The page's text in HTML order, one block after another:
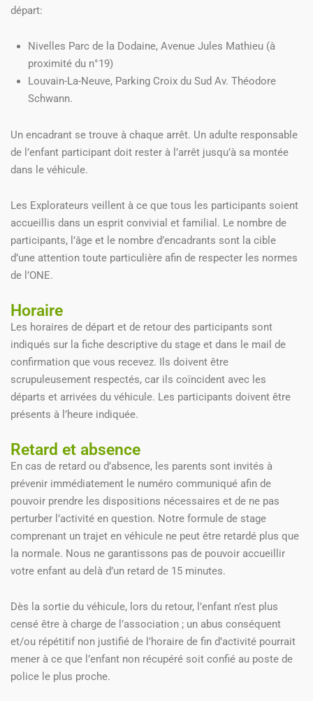
départ:
Nivelles Parc de la Dodaine, Avenue Jules Mathieu (à
proximité du n°19)
Louvain-La-Neuve, Parking Croix du Sud Av. Théodore
Schwann.
Un encadrant se trouve à chaque arrêt. Un adulte responsable
de l’enfant participant doit rester à l’arrêt jusqu’à sa montée
dans le véhicule.
Les Explorateurs veillent à ce que tous les participants soient
accueillis dans un esprit convivial et familial. Le nombre de
participants, l’âge et le nombre d’encadrants sont la cible
d’une attention toute particulière afin de respecter les normes
de l’ONE.
Horaire
Les horaires de départ et de retour des participants sont
indiqués sur la fiche descriptive du stage et dans le mail de
confirmation que vous recevez. Ils doivent être
scrupuleusement respectés, car ils coïncident avec les
départs et arrivées du véhicule. Les participants doivent être
présents à l’heure indiquée.
Retard et absence
En cas de retard ou d’absence, les parents sont invités à
prévenir immédiatement le numéro communiqué afin de
pouvoir prendre les dispositions nécessaires et de ne pas
perturber l’activité en question. Notre formule de stage
comprenant un trajet en véhicule ne peut être retardé plus que
la normale. Nous ne garantissons pas de pouvoir accueillir
votre enfant au delà d’un retard de 15 minutes.
Dès la sortie du véhicule, lors du retour, l’enfant n’est plus
censé être à charge de l’association ; un abus conséquent
et/ou répétitif non justifié de l’horaire de fin d’activité pourrait
mener à ce que l’enfant non récupéré soit confié au poste de
police le plus proche.